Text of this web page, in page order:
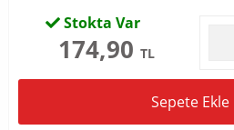
Stokta Var
174,90 TL
Sepete Ekle